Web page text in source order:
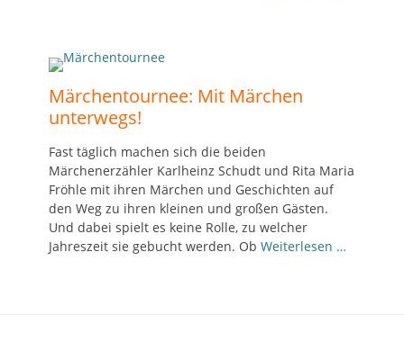
Märchentournee: Mit Märchen
unterwegs!
Fast täglich machen sich die beiden
Märchenerzähler Karlheinz Schudt und Rita Maria
Fröhle mit ihren Märchen und Geschichten auf
den Weg zu ihren kleinen und großen Gästen.
Und dabei spielt es keine Rolle, zu welcher
Jahreszeit sie gebucht werden. Ob Weiterlesen …